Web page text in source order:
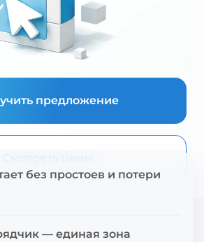
предложение
без простоев и потери
— единая зона